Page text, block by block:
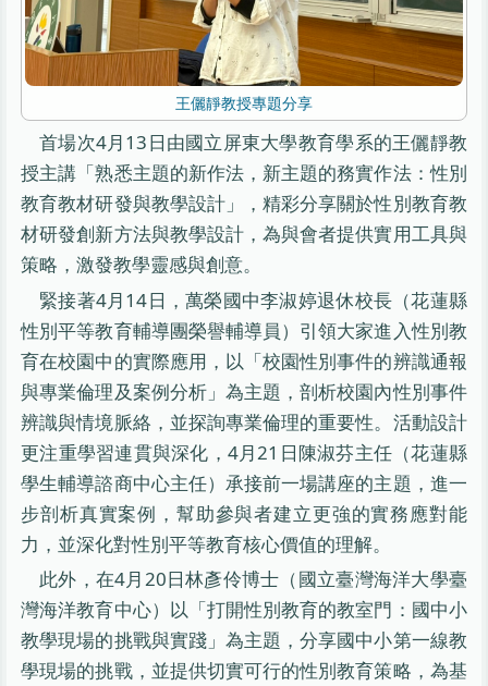
王儷靜教授專題分享
首場次4月13日由國立屏東大學教育學系的王儷靜教
授主講「熟悉主題的新作法，新主題的務實作法：性別
教育教材研發與教學設計」，精彩分享關於性別教育教
材研發創新方法與教學設計，為與會者提供實用工具與
策略，激發教學靈感與創意。
緊接著4月14日，萬榮國中李淑婷退休校長（花蓮縣
性別平等教育輔導團榮譽輔導員）引領大家進入性別教
育在校園中的實際應用，以「校園性別事件的辨識通報
與專業倫理及案例分析」為主題，剖析校園內性別事件
辨識與情境脈絡，並探詢專業倫理的重要性。活動設計
更注重學習連貫與深化，4月21日陳淑芬主任（花蓮縣
學生輔導諮商中心主任）承接前一場講座的主題，進一
步剖析真實案例，幫助參與者建立更強的實務應對能
力，並深化對性別平等教育核心價值的理解。
此外，在4月20日林彥伶博士（國立臺灣海洋大學臺
灣海洋教育中心）以「打開性別教育的教室門：國中小
教學現場的挑戰與實踐」為主題，分享國中小第一線教
學現場的挑戰，並提供切實可行的性別教育策略，為基